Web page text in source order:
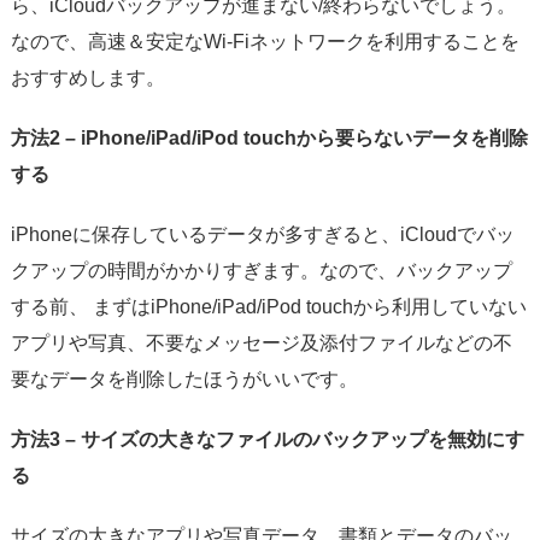
ら、iCloudバックアップが進まない/終わらないでしょう。
なので、高速＆安定なWi-Fiネットワークを利用することを
おすすめします。
方法2 – iPhone/iPad/iPod touchから要らないデータを削除
する
iPhoneに保存しているデータが多すぎると、iCloudでバッ
クアップの時間がかかりすぎます。なので、バックアップ
する前、 まずはiPhone/iPad/iPod touchから利用していない
アプリや写真、不要なメッセージ及添付ファイルなどの不
要なデータを削除したほうがいいです。
方法3 – サイズの大きなファイルのバックアップを無効にす
る
サイズの大きなアプリや写真データ、書類とデータのバッ